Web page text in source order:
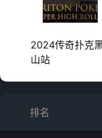
2024传奇扑克
山站
排名